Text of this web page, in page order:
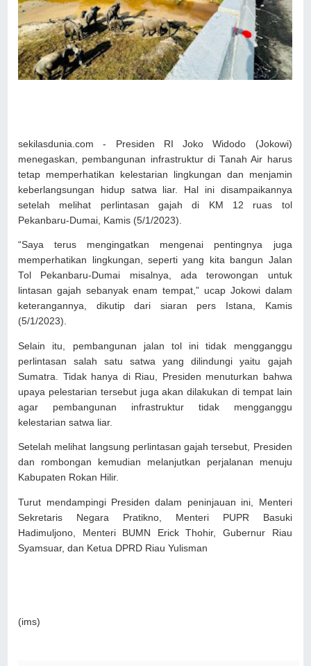
sekilasdunia.com - Presiden RI Joko Widodo (Jokowi)
menegaskan, pembangunan infrastruktur di Tanah Air harus
tetap memperhatikan kelestarian lingkungan dan menjamin
keberlangsungan hidup satwa liar. Hal ini disampaikannya
setelah melihat perlintasan gajah di KM 12 ruas tol
Pekanbaru-Dumai, Kamis (5/1/2023).
“Saya terus mengingatkan mengenai pentingnya juga
memperhatikan lingkungan, seperti yang kita bangun Jalan
Tol Pekanbaru-Dumai misalnya, ada terowongan untuk
lintasan gajah sebanyak enam tempat,” ucap Jokowi dalam
keterangannya, dikutip dari siaran pers Istana, Kamis
(5/1/2023).
Selain itu, pembangunan jalan tol ini tidak mengganggu
perlintasan salah satu satwa yang dilindungi yaitu gajah
Sumatra. Tidak hanya di Riau, Presiden menuturkan bahwa
upaya pelestarian tersebut juga akan dilakukan di tempat lain
agar pembangunan infrastruktur tidak mengganggu
kelestarian satwa liar.
Setelah melihat langsung perlintasan gajah tersebut, Presiden
dan rombongan kemudian melanjutkan perjalanan menuju
Kabupaten Rokan Hilir.
Turut mendampingi Presiden dalam peninjauan ini, Menteri
Sekretaris Negara Pratikno, Menteri PUPR Basuki
Hadimuljono, Menteri BUMN Erick Thohir, Gubernur Riau
Syamsuar, dan Ketua DPRD Riau Yulisman
(ims)